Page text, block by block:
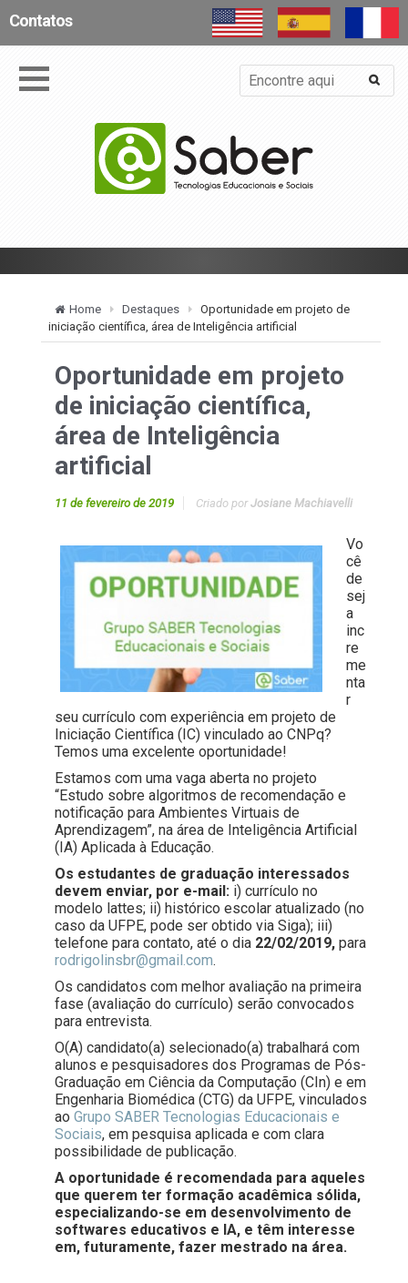
Contatos
Home Destaques
Oportunidade em projeto de
iniciação científica, área de Inteligência artificial
Oportunidade em projeto
de iniciação científica,
área de Inteligência
artificial
11 de fevereiro de 2019 Criado porJosiane Machiavelli
Vo
cê
de
sej
a
inc
re
me
nta
r
seu currículo com experiência em projeto de
Iniciação Científica (IC) vinculado ao CNPq?
Temos uma excelente oportunidade!
Estamos com uma vaga aberta no projeto
“Estudo sobre algoritmos de recomendação e
notificação para Ambientes Virtuais de
Aprendizagem”, na área de Inteligência Artificial
(IA) Aplicada à Educação.
Os estudantes de graduação interessados
devem enviar, por e-mail: i) currículo no
modelo lattes; ii) histórico escolar atualizado (no
caso da UFPE, pode ser obtido via Siga); iii)
telefone para contato, até o dia 22/02/2019, para
rodrigolinsbr@gmail.com.
Os candidatos com melhor avaliação na primeira
fase (avaliação do currículo) serão convocados
para entrevista.
O(A) candidato(a) selecionado(a) trabalhará com
alunos e pesquisadores dos Programas de Pós-
Graduação em Ciência da Computação (CIn) e em
Engenharia Biomédica (CTG) da UFPE, vinculados
ao Grupo SABER Tecnologias Educacionais e
Sociais, em pesquisa aplicada e com clara
possibilidade de publicação.
A oportunidade é recomendada para aqueles
que querem ter formação acadêmica sólida,
especializando-se em desenvolvimento de
softwares educativos e IA, e têm interesse
em, futuramente, fazer mestrado na área.